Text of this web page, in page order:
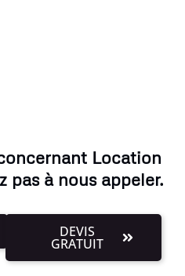
Location
pas à nous appeler.
DEVIS
GRATUIT